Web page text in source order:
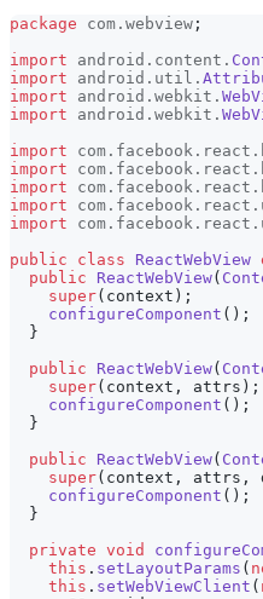
package com . webview ;
import
android . content .
import
android . util .
import
android . webkit .
import
android . webkit .
import
com . facebook . react .
import
com . facebook . react .
import
com . facebook . react .
import
com . facebook . react .
import
com . facebook . react .
public
class ReactWebView
public
ReactWebView(
super( context ) ;
configureComponent ( ) ;
}
public
ReactWebView(
super( context , attrs ) ;
configureComponent ( ) ;
}
public
ReactWebView(
super( context , attrs ,
configureComponent ( ) ;
}
private void
this . setLayoutParams (
this . setWebViewClient (